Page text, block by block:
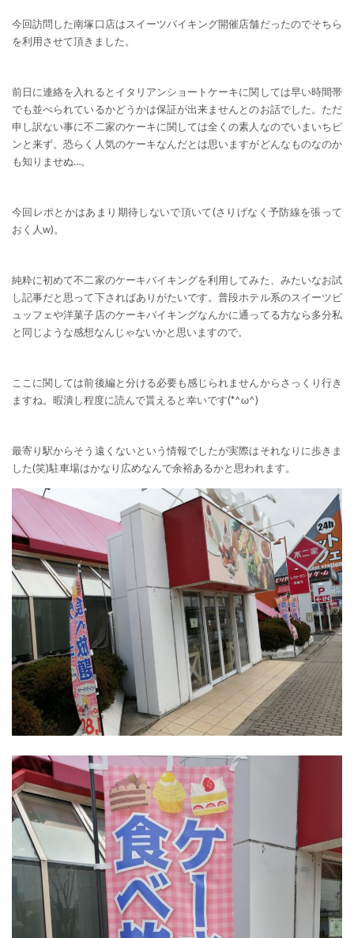
今回訪問した南塚口店はスイーツバイキング開催店舗だったのでそちら
を利用させて頂きました。
前日に連絡を入れるとイタリアンショートケーキに関しては早い時間帯
でも並べられているかどうかは保証が出来ませんとのお話でした。ただ
申し訳ない事に不二家のケーキに関しては全くの素人なのでいまいちピ
ンと来ず。恐らく人気のケーキなんだとは思いますがどんなものなのか
も知りませぬ…。
今回レポとかはあまり期待しないで頂いて(さりげなく予防線を張って
おく人w)。
純粋に初めて不二家のケーキバイキングを利用してみた、みたいなお試
し記事だと思って下さればありがたいです。普段ホテル系のスイーツビ
ュッフェや洋菓子店のケーキバイキングなんかに通ってる方なら多分私
と同じような感想なんじゃないかと思いますので。
ここに関しては前後編と分ける必要も感じられませんからさっくり行き
ますね。暇潰し程度に読んで貰えると幸いです(*^ω^)
最寄り駅からそう遠くないという情報でしたが実際はそれなりに歩きま
した(笑)駐車場はかなり広めなんで余裕あるかと思われます。